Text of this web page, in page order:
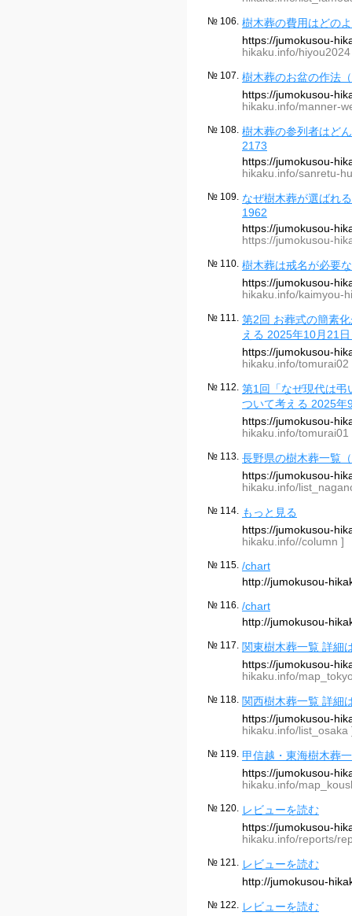
№ 106. 樹木葬の費用はどの
https://jumokusou-
hikaku.info/
№ 107. 樹木葬のお盆の作法
https://jumokusou-
hikaku.info/manner-
№ 108. 樹木葬の参列者はど
2173
https://jumokusou-
hikaku.info/sanretu-
№ 109. なぜ樹木葬が選ばれ
1962
https://jumokusou-
https://jumokusou-
№ 110. 樹木葬は戒名が必要
https://jumokusou-
hikaku.info/kaimyou-
№ 111.
第2回 お葬式の簡素
える 2025年10月21
https://jumokusou-
hikaku.info/tomurai02
№ 112. 第1回「なぜ現代は弔
ついて考える 2025年
https://jumokusou-
hikaku.info/tomurai01
№ 113. 長野県の樹木葬一覧
https://jumokusou-
hikaku.info/
№ 114.
もっと見る
https://jumokusou-
hikaku.info//column ]
№ 115. /chart
http://jumokusou-
№ 116. /chart
http://jumokusou-
№ 117.
関東樹木葬一覧 詳細
https://jumokusou-
hikaku.info/
№ 118. 関西樹木葬一覧 詳細
https://jumokusou-
hikaku.info/list_osaka
№ 119. 甲信越・東海樹木葬
https://jumokusou-
hikaku.info/
№ 120.
レビューを読む
https://jumokusou-
hikaku.info/reports/
№ 121.
レビューを読む
http://jumokusou-
№ 122.
レビューを読む